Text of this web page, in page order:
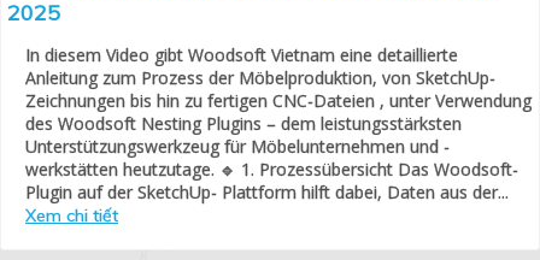
2025
In diesem Video gibt Woodsoft Vietnam eine detaillierte
Anleitung zum Prozess der Möbelproduktion, von SketchUp-
Zeichnungen bis hin zu fertigen CNC-Dateien , unter Verwendung
des Woodsoft Nesting Plugins – dem leistungsstärksten
Unterstützungswerkzeug für Möbelunternehmen und -
werkstätten heutzutage. 🔹 1. Prozessübersicht Das Woodsoft-
Plugin auf der SketchUp- Plattform hilft dabei, Daten aus der...
Xem chi tiết